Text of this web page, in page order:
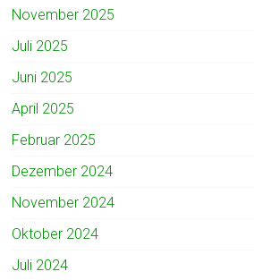
November 2025
Juli 2025
Juni 2025
April 2025
Februar 2025
Dezember 2024
November 2024
Oktober 2024
Juli 2024